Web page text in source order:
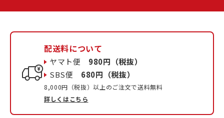
配送料について
ヤマト便 980円（税抜）
SBS便 680円（税抜）
8,000円（税抜）以上のご注文で送料無料
詳しくはこちら